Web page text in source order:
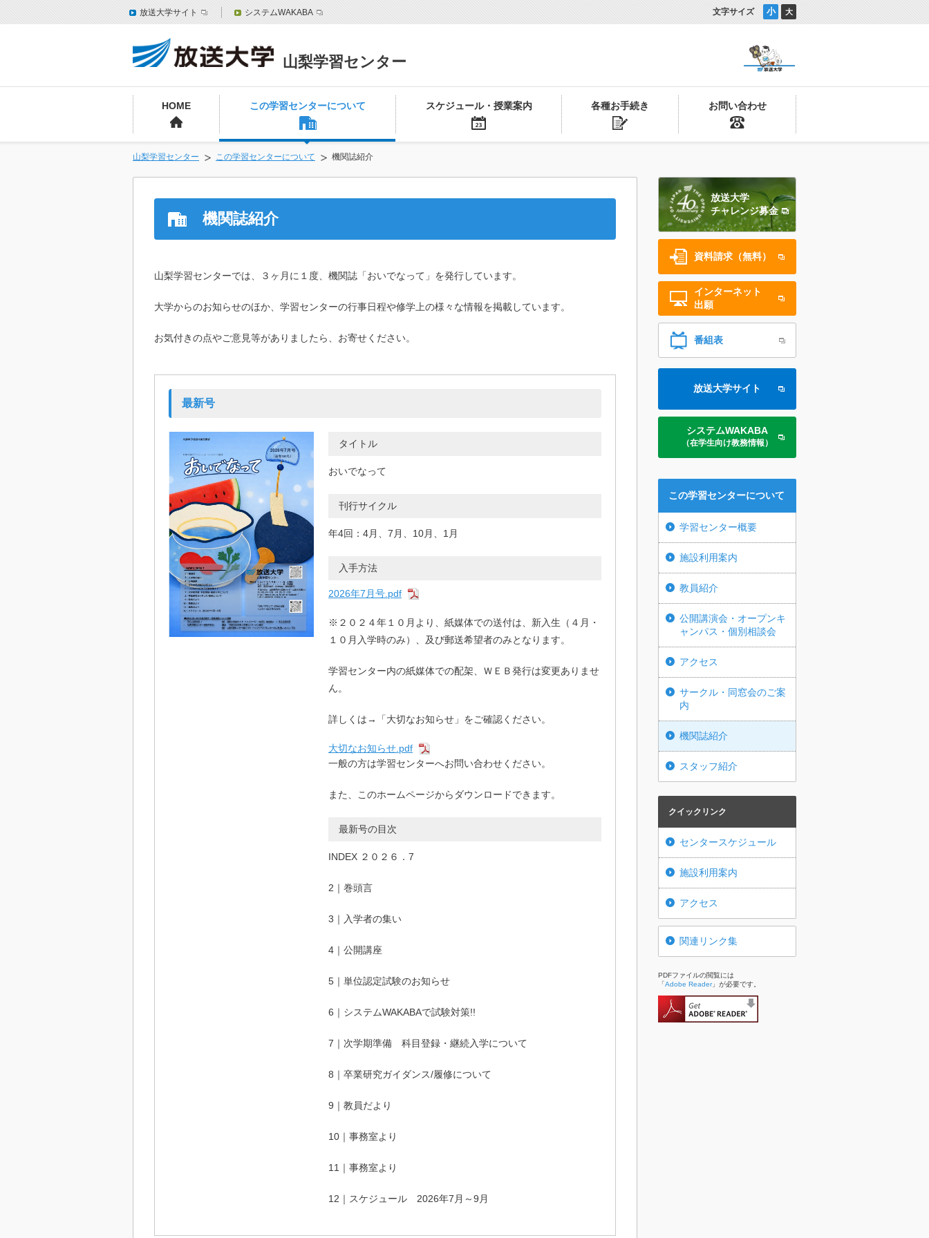
放送大学サイト システムWAKABA 文字サイズ 大
小
山梨学習センター
HOME この学習センターについて スケジュール・授業案内 各種お手続き お問い合わせ
山梨学習センター この学習センターについて 機関誌紹介
機関誌紹介
山梨学習センターでは、３ヶ月に１度、機関誌「おいでなって」を発行しています。
大学からのお知らせのほか、学習センターの行事日程や修学上の様々な情報を掲載しています。
お気付きの点やご意見等がありましたら、お寄せください。
最新号
タイトル
おいでなって
刊行サイクル
年4回：4月、7月、10月、1月
入手方法
2026年7月号.pdf
※２０２４年１０月より、紙媒体での送付は、新入生（４月・
１０月入学時のみ）、及び郵送希望者のみとなります。
学習センター内の紙媒体での配架、ＷＥＢ発行は変更ありませ
ん。
詳しくは→「大切なお知らせ」をご確認ください。
大切なお知らせ.pdf
一般の方は学習センターへお問い合わせください。
また、このホームページからダウンロードできます。
最新号の目次
INDEX ２０２６．7
2｜巻頭言
3｜入学者の集い
4｜公開講座
5｜単位認定試験のお知らせ
6｜システムWAKABAで試験対策!!
7｜次学期準備 科目登録・継続入学について
8｜卒業研究ガイダンス/履修について
9｜教員だより
10｜事務室より
11｜事務室より
12｜スケジュール 2026年7月～9月
放送大学
チャレンジ募金
資料請求（無料）
インターネット
出願
番組表
放送大学サイト
システムWAKABA
（在学生向け教務情報）
この学習センターについて
学習センター概要
施設利用案内
教員紹介
公開講演会・オープンキ
ャンパス・個別相談会
アクセス
サークル・同窓会のご案
内
機関誌紹介
スタッフ紹介
クイックリンク
センタースケジュール
施設利用案内
アクセス
関連リンク集
PDFファイルの閲覧には
「Adobe Reader」が必要です。